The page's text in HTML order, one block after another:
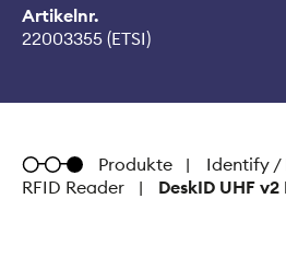
Artikelnr.
22003355 (ETSI)
Metratec Produkte
Identify /
RFID Reader
DeskID UHF